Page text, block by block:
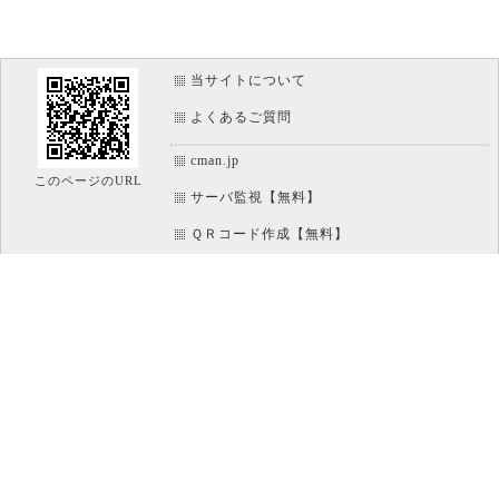
このページのURL
当サイトについて
よくあるご質問
cman.jp
サーバ監視【無料】
ＱＲコード作成【無料】